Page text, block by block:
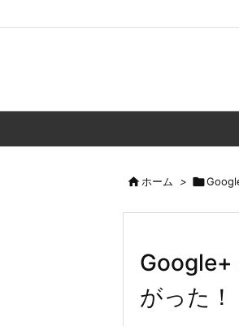
ホーム > 
Google+
がった！